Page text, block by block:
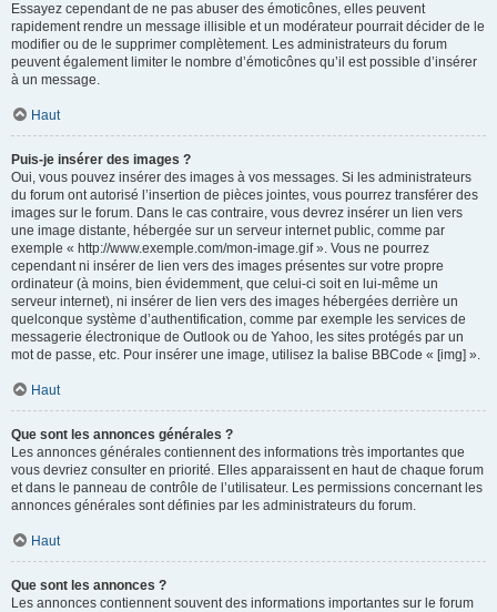
Essayez cependant de ne pas abuser des émoticônes, elles peuvent
rapidement rendre un message illisible et un modérateur pourrait décider de le
modifier ou de le supprimer complètement. Les administrateurs du forum
peuvent également limiter le nombre d’émoticônes qu’il est possible d’insérer
à un message.
Haut
Puis-je insérer des images ?
Oui, vous pouvez insérer des images à vos messages. Si les administrateurs
du forum ont autorisé l’insertion de pièces jointes, vous pourrez transférer des
images sur le forum. Dans le cas contraire, vous devrez insérer un lien vers
une image distante, hébergée sur un serveur internet public, comme par
exemple « http://www.exemple.com/mon-image.gif ». Vous ne pourrez
cependant ni insérer de lien vers des images présentes sur votre propre
ordinateur (à moins, bien évidemment, que celui-ci soit en lui-même un
serveur internet), ni insérer de lien vers des images hébergées derrière un
quelconque système d’authentification, comme par exemple les services de
messagerie électronique de Outlook ou de Yahoo, les sites protégés par un
mot de passe, etc. Pour insérer une image, utilisez la balise BBCode « [img] ».
Haut
Que sont les annonces générales ?
Les annonces générales contiennent des informations très importantes que
vous devriez consulter en priorité. Elles apparaissent en haut de chaque forum
et dans le panneau de contrôle de l’utilisateur. Les permissions concernant les
annonces générales sont définies par les administrateurs du forum.
Haut
Que sont les annonces ?
Les annonces contiennent souvent des informations importantes sur le forum